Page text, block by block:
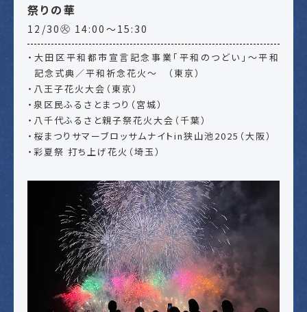
祭りの華
12/30㊋ 14:00～15:30
・⼤⽥区平和都市宣⾔記念事業「平和のつどい」～平和
記念式典／平和祈念花火～ （東京）
・八王子花火大会（東京）
・泉区民ふるさとまつり（宮城）
・八千代ふるさと親子祭花火大会（千葉）
・桜まつりサマーブロッサムナイトin狭山池2025（大阪）
・彩夏祭 打ち上げ花火（埼玉）